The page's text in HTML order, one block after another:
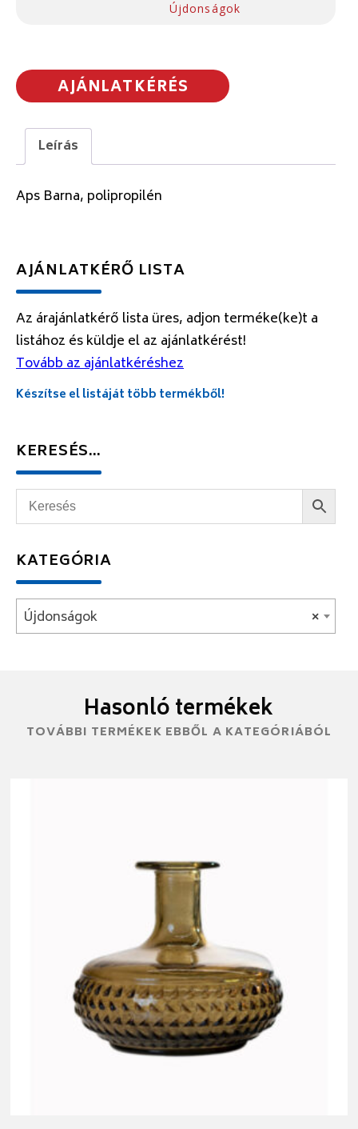
Újdonságok
AJÁNLATKÉRÉS
Leírás
Aps Barna, polipropilén
AJÁNLATKÉRŐ LISTA
Az árajánlatkérő lista üres, adjon terméke(ke)t a
listához és küldje el az ajánlatkérést!
Tovább az ajánlatkéréshez
Készítse el listáját több termékből!
KERESÉS…
KATEGÓRIA
×
Újdonságok
Hasonló termékek
TOVÁBBI TERMÉKEK EBBŐL A KATEGÓRIÁBÓL